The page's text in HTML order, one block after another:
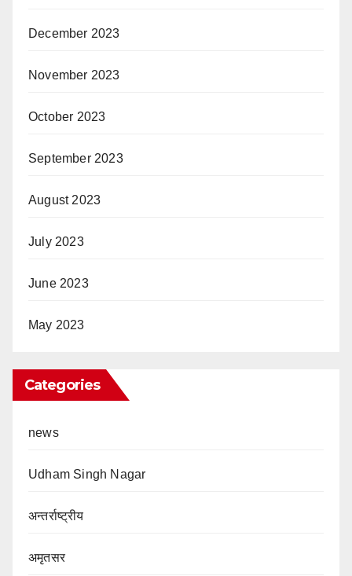
December 2023
November 2023
October 2023
September 2023
August 2023
July 2023
June 2023
May 2023
Categories
news
Udham Singh Nagar
अन्तर्राष्ट्रीय
अमृतसर